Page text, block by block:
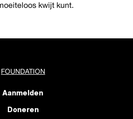
kwijt kunt.
FOUNDATION
Aanmelden
Doneren